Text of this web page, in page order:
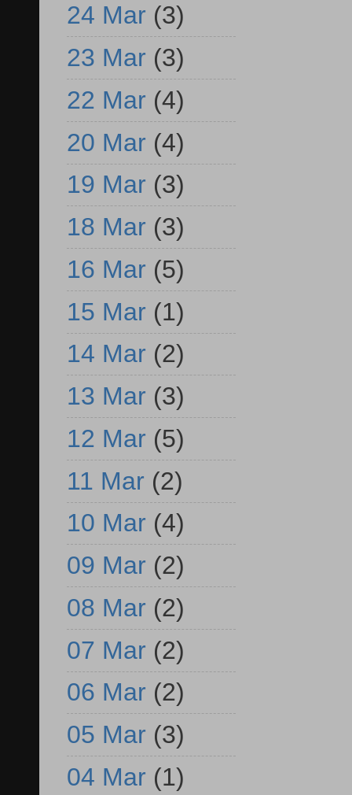
24 Mar (3)
23 Mar (3)
22 Mar (4)
20 Mar (4)
19 Mar (3)
18 Mar (3)
16 Mar (5)
15 Mar (1)
14 Mar (2)
13 Mar (3)
12 Mar (5)
11 Mar (2)
10 Mar (4)
09 Mar (2)
08 Mar (2)
07 Mar (2)
06 Mar (2)
05 Mar (3)
04 Mar (1)